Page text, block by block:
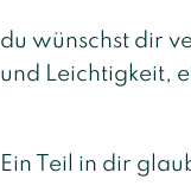
du wünschst dir
und Leichtigkeit,
Ein Teil in dir